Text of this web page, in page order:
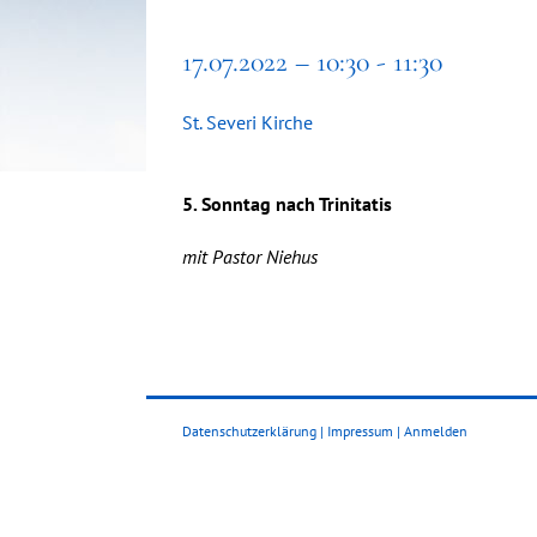
17.07.2022 – 10:30 - 11:30
St. Severi Kirche
5. Sonntag nach Trinitatis
mit Pastor Niehus
Datenschutzerklärung | Impressum | Anmelden